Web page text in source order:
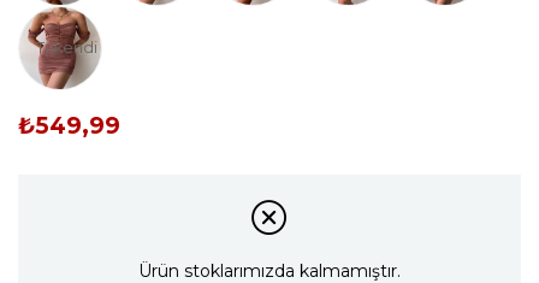
Tükendi
₺549,99
Ürün stoklarımızda kalmamıştır.